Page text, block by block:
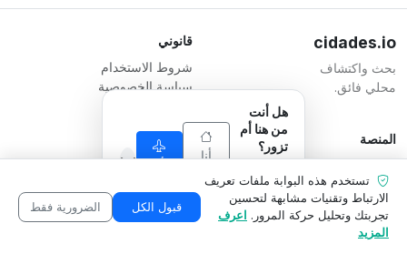
cidades.io
بحث واكتشاف
محلي فائق.
قانوني
شروط الاستخدام
سياسة الخصوصية
المنصة
الخطط
اتصل بنا
منطقة الشركة
المسؤول
CNPJ 04.114.466/0001-79
© 2026
تستخدم هذه البوابة ملفات تعريف
الارتباط وتقنيات مشابهة لتحسين
تجربتك وتحليل حركة المرور. اعرف
المزيد
قبول الكل الضرورية فقط
هل أنت
من هنا أم
تزور؟
نعرضه
ليناسب
وضعك.
أنا
هنا
أنا